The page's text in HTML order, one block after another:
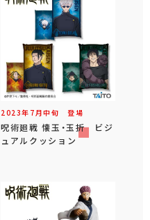
2023年 7 月中旬 登場
呪術廻戦 懐玉・玉折 ビジ
ュアルクッション